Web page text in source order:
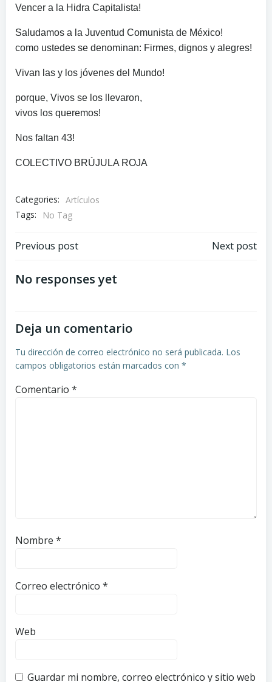
Vencer a la Hidra Capitalista!
Saludamos a la Juventud Comunista de México!
como ustedes se denominan: Firmes, dignos y alegres!
Vivan las y los jóvenes del Mundo!
porque, Vivos se los llevaron,
vivos los queremos!
Nos faltan 43!
COLECTIVO BRÚJULA ROJA
Categories: Artículos
Tags:
No Tag
Navegación
de
Previous post
Navegación
Next post
No responses yet
Deja un comentario
Tu dirección de correo electrónico no será publicada. Los
campos obligatorios están marcados con *
Comentario *
Nombre *
Correo electrónico *
Web
Guardar mi nombre, correo electrónico y sitio web